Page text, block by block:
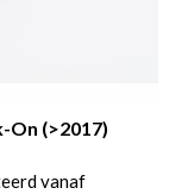
(>2017)
vanaf